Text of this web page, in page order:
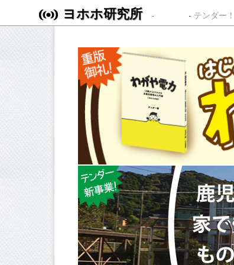
ヨホホ研究所 Skip to contentテンダー！